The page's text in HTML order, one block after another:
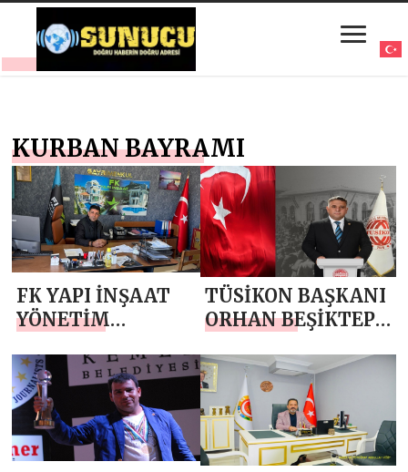
KURBAN BAYRAMI
FK YAPI İNŞAAT
YÖNETİM
FARUK KARADAĞ
`DAN KURBAN
BAYRAMI MESAJI
TÜSİKON BAŞKANI
ORHAN BEŞİKTEPE
BAYRAMI MESAJI